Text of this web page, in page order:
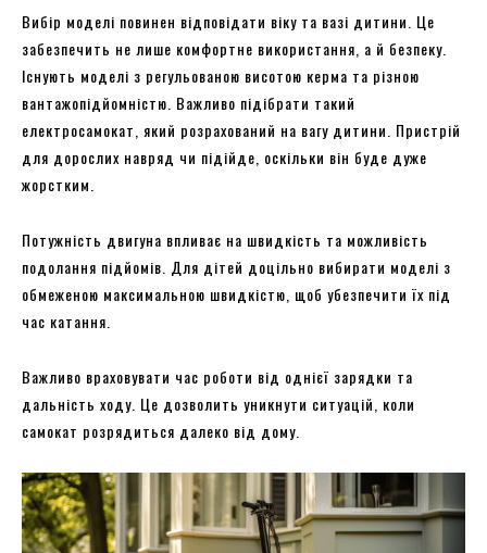
Вибір моделі повинен відповідати віку та вазі дитини. Це
забезпечить не лише комфортне використання, а й безпеку.
Існують моделі з регульованою висотою керма та різною
вантажопідйомністю. Важливо підібрати такий
електросамокат, який розрахований на вагу дитини. Пристрій
для дорослих навряд чи підійде, оскільки він буде дуже
жорстким.
Потужність двигуна впливає на швидкість та можливість
подолання підйомів. Для дітей доцільно вибирати моделі з
обмеженою максимальною швидкістю, щоб убезпечити їх під
час катання.
Важливо враховувати час роботи від однієї зарядки та
дальність ходу. Це дозволить уникнути ситуацій, коли
самокат розрядиться далеко від дому.